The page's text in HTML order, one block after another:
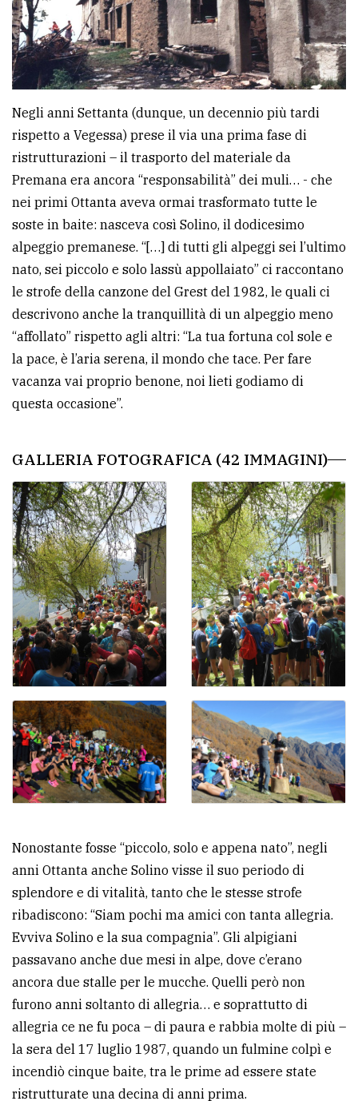
Negli anni Settanta (dunque, un decennio più tardi
rispetto a Vegessa) prese il via una prima fase di
ristrutturazioni – il trasporto del materiale da
Premana era ancora “responsabilità” dei muli… - che
nei primi Ottanta aveva ormai trasformato tutte le
soste in baite: nasceva così Solino, il dodicesimo
alpeggio premanese. “[…] di tutti gli alpeggi sei l’ultimo
nato, sei piccolo e solo lassù appollaiato” ci raccontano
le strofe della canzone del Grest del 1982, le quali ci
descrivono anche la tranquillità di un alpeggio meno
“affollato” rispetto agli altri: “La tua fortuna col sole e
la pace, è l’aria serena, il mondo che tace. Per fare
vacanza vai proprio benone, noi lieti godiamo di
questa occasione”.
GALLERIA FOTOGRAFICA (42 IMMAGINI)
Nonostante fosse “piccolo, solo e appena nato”, negli
anni Ottanta anche Solino visse il suo periodo di
splendore e di vitalità, tanto che le stesse strofe
ribadiscono: “Siam pochi ma amici con tanta allegria.
Evviva Solino e la sua compagnia”. Gli alpigiani
passavano anche due mesi in alpe, dove c’erano
ancora due stalle per le mucche. Quelli però non
furono anni soltanto di allegria… e soprattutto di
allegria ce ne fu poca – di paura e rabbia molte di più –
la sera del 17 luglio 1987, quando un fulmine colpì e
incendiò cinque baite, tra le prime ad essere state
ristrutturate una decina di anni prima.